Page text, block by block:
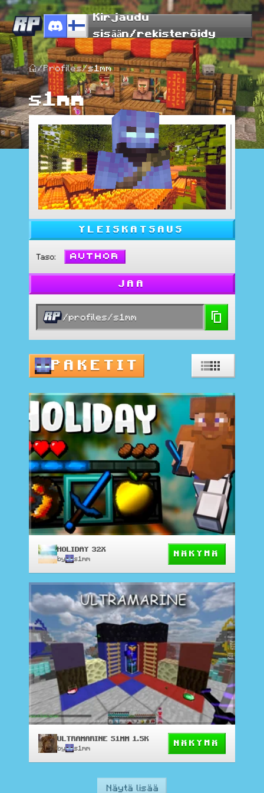
Kirjaudu
sisään/rekisteröidy
/Profiles/s1mm
s1mm
YLEISKATSAUS
Taso: Author
JAA
/profiles/s1mm
PAKETIT
HOLIDAY 32X
by s1mm
NÄKYMÄ
ULTRAMARINE S1MM 1.5K
by s1mm
NÄKYMÄ
Näytä lisää